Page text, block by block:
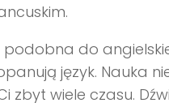
podobna do
język. Nauka
zbyt wiele czasu.